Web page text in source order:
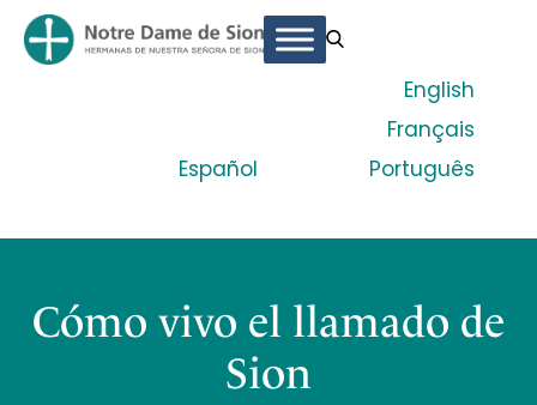
Español
English
Français
Português
Cómo vivo el llamado de
Sion